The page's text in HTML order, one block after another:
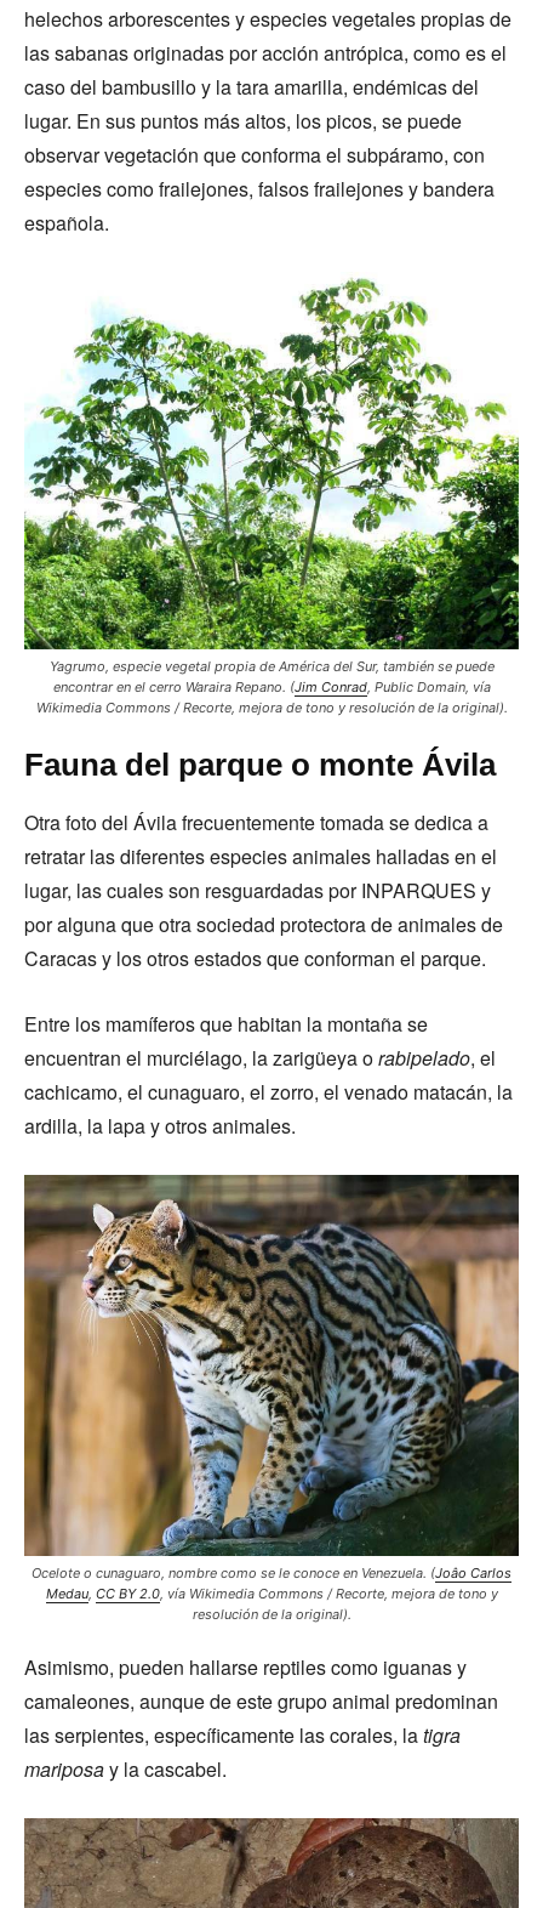
helechos arborescentes y especies vegetales propias de
las sabanas originadas por acción antrópica, como es el
caso del bambusillo y la tara amarilla, endémicas del
lugar. En sus puntos más altos, los picos, se puede
observar vegetación que conforma el subpáramo, con
especies como frailejones, falsos frailejones y bandera
española.
Yagrumo, especie vegetal propia de América del Sur, también se puede
encontrar en el cerro Waraira Repano. (Jim Conrad, Public Domain, vía
Wikimedia Commons / Recorte, mejora de tono y resolución de la original).
Fauna del parque o monte Ávila
Otra foto del Ávila frecuentemente tomada se dedica a
retratar las diferentes especies animales halladas en el
lugar, las cuales son resguardadas por INPARQUES y
por alguna que otra sociedad protectora de animales de
Caracas y los otros estados que conforman el parque.
Entre los mamíferos que habitan la montaña se
encuentran el murciélago, la zarigüeya orabipelado, el
cachicamo, el cunaguaro, el zorro, el venado matacán, la
ardilla, la lapa y otros animales.
Ocelote o cunaguaro, nombre como se le conoce en Venezuela. (Joâo Carlos
Medau, CC BY 2.0, vía Wikimedia Commons / Recorte, mejora de tono y
resolución de la original).
Asimismo, pueden hallarse reptiles como iguanas y
camaleones, aunque de este grupo animal predominan
las serpientes, específicamente las corales, latigra
mariposay la cascabel.